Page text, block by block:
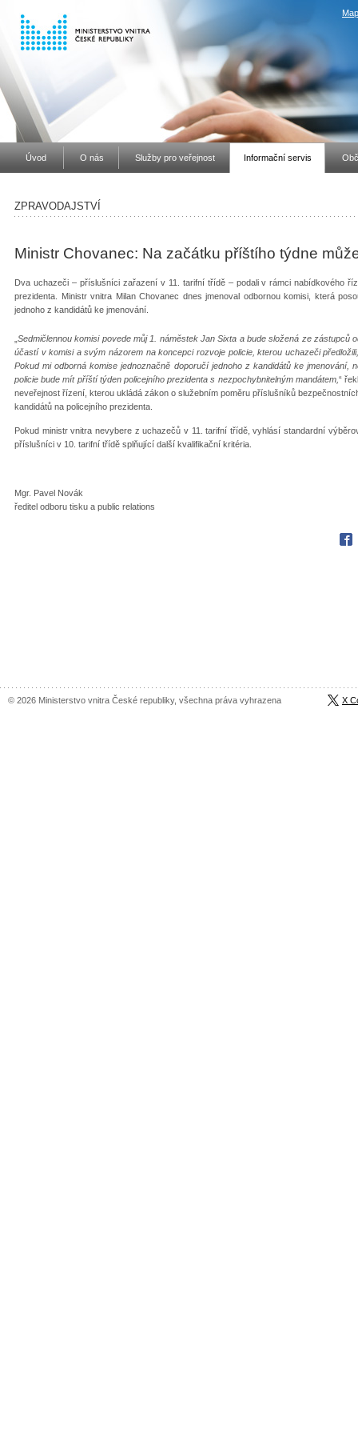
Úvod O nás Služby pro veřejnost Informační servis
ZPRAVODAJSTVÍ
Ministr Chovanec: Na začátku příštího týdne
Dva uchazeči – příslušníci zařazení v 11. tarifní třídě – podali v rámci nabídkového
prezidenta. Ministr vnitra Milan Chovanec dnes jmenoval odbornou komisi, která
jednoho z kandidátů ke jmenování.
Sedmičlennou komisi povede můj 1. náměstek Jan Sixta a bude složená ze
účastí v komisi a svým názorem na koncepci rozvoje policie, kterou uchazeči
Pokud mi odborná komise jednoznačně doporučí jednoho z kandidátů ke jmenování,
policie bude mít příští týden policejního prezidenta s nezpochybnitelným mandátem, “
neveřejnost řízení, kterou ukládá zákon o služebním poměru příslušníků
kandidátů na policejního prezidenta.
Pokud ministr vnitra nevybere z uchazečů v 11. tarifní třídě, vyhlásí standardní
příslušníci v 10. tarifní třídě splňující další kvalifikační kritéria.
Mgr. Pavel Novák
ředitel odboru tisku a public relations
© 2026 Ministerstvo vnitra České republiky, všechna práva vyhrazena X